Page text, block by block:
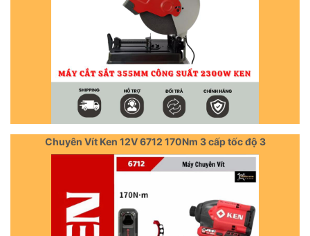
Chuyên Vít Ken 12V 6712 170Nm 3 cấp tốc độ 3